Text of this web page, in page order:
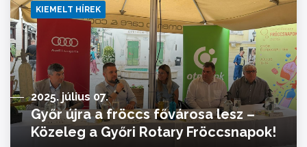
KIEMELT HÍREK
2025. július 07.
Győr újra a fröccs fővárosa lesz –
Közeleg a Győri Rotary Fröccsnapok!